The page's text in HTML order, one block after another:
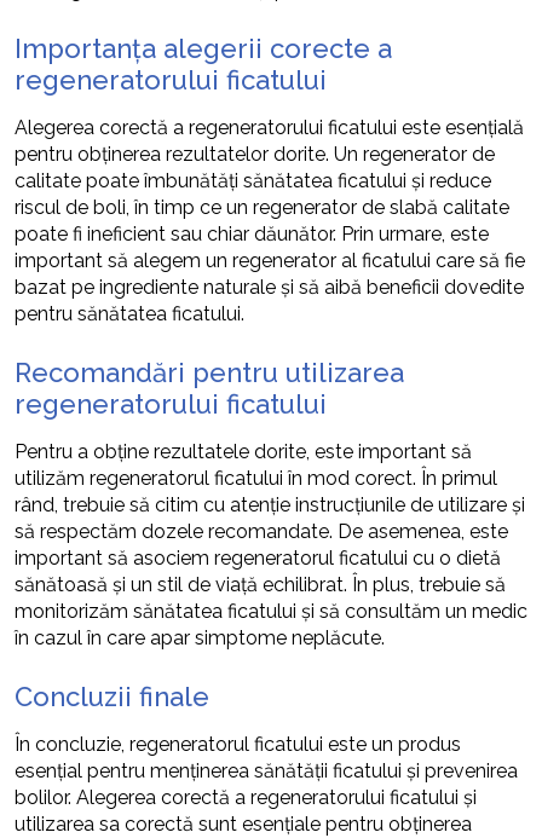
Importanța alegerii corecte a
regeneratorului ficatului
Alegerea corectă a regeneratorului ficatului este esențială
pentru obținerea rezultatelor dorite. Un regenerator de
calitate poate îmbunătăți sănătatea ficatului și reduce
riscul de boli, în timp ce un regenerator de slabă calitate
poate fi ineficient sau chiar dăunător. Prin urmare, este
important să alegem un regenerator al ficatului care să fie
bazat pe ingrediente naturale și să aibă beneficii dovedite
pentru sănătatea ficatului.
Recomandări pentru utilizarea
regeneratorului ficatului
Pentru a obține rezultatele dorite, este important să
utilizăm regeneratorul ficatului în mod corect. În primul
rând, trebuie să citim cu atenție instrucțiunile de utilizare și
să respectăm dozele recomandate. De asemenea, este
important să asociem regeneratorul ficatului cu o dietă
sănătoasă și un stil de viață echilibrat. În plus, trebuie să
monitorizăm sănătatea ficatului și să consultăm un medic
în cazul în care apar simptome neplăcute.
Concluzii finale
În concluzie, regeneratorul ficatului este un produs
esențial pentru menținerea sănătății ficatului și prevenirea
bolilor. Alegerea corectă a regeneratorului ficatului și
utilizarea sa corectă sunt esențiale pentru obținerea